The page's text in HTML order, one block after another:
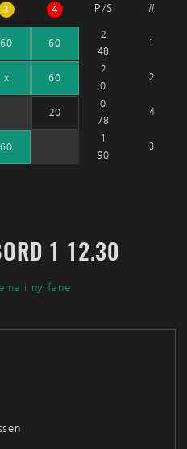
3 4 P/S #
60 60
2
48
1
x 60
2
0
2
20
0
78
4
60
1
90
3
1 12.30
i ny fane